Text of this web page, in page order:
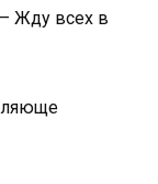
Жду всех в